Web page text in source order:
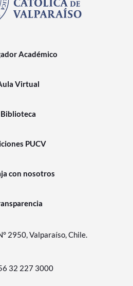
Académico
Virtual
Biblioteca
PUCV
con nosotros
2950, Valparaíso, Chile.
32 227 3000